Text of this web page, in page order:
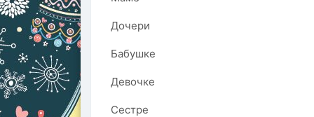
Дочери
Бабушке
Девочке
Сестре